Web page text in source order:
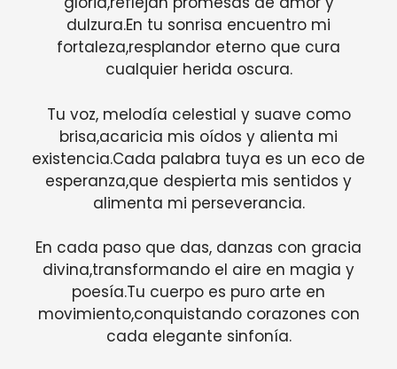
dulzura.En tu sonrisa encuentro mi
fortaleza,resplandor eterno que cura
cualquier herida oscura.
Tu voz, melodía celestial y suave como
brisa,acaricia mis oídos y alienta mi
existencia.Cada palabra tuya es un eco de
esperanza,que despierta mis sentidos y
alimenta mi perseverancia.
En cada paso que das, danzas con gracia
divina,transformando el aire en magia y
poesía.Tu cuerpo es puro arte en
movimiento,conquistando corazones con
cada elegante sinfonía.